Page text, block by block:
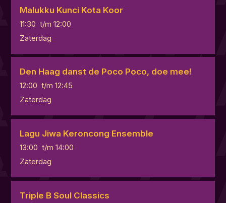
Malukku Kunci Kota Koor
11:30 t/m12:00
Zaterdag
Den Haag danst de Poco Poco, doe mee!
12:00 t/m12:45
Zaterdag
Lagu Jiwa Keroncong Ensemble
13:00 t/m14:00
Zaterdag
Triple B Soul Classics